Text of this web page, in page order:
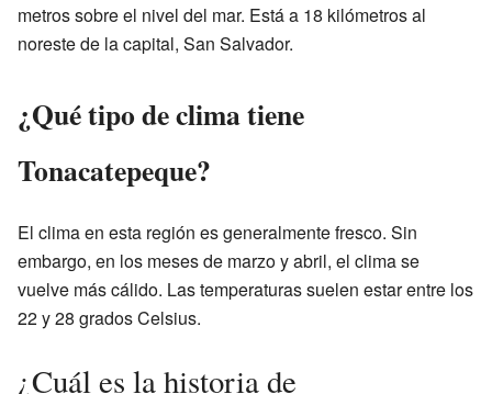
metros sobre el nivel del mar. Está a 18 kilómetros al
noreste de la capital, San Salvador.
¿Qué tipo de clima tiene
Tonacatepeque?
El clima en esta región es generalmente fresco. Sin
embargo, en los meses de marzo y abril, el clima se
vuelve más cálido. Las temperaturas suelen estar entre los
22 y 28 grados Celsius.
¿Cuál es la historia de